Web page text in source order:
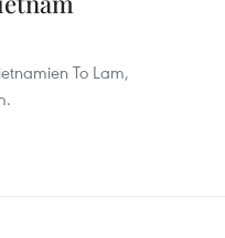
To Lam,